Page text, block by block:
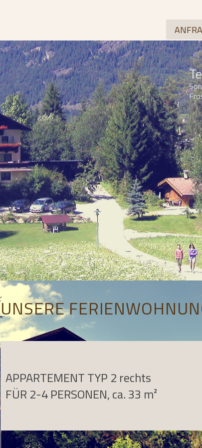
UNSERE
APPARTEMENT TYP 2 rechts
FÜR 2-4 PERSONEN, ca. 33 m²